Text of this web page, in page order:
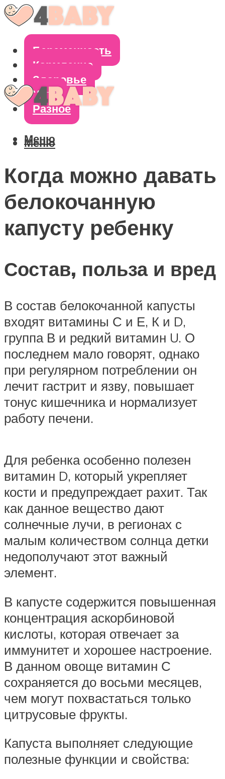
Беременность
Кормление
Здоровье
Уход
Разное
Меню
Меню
Когда можно давать
белокочанную
капусту ребенку
Состав, польза и вред
В состав белокочанной капусты
входят витамины С и Е, К и D,
группа В и редкий витамин U. О
последнем мало говорят, однако
при регулярном потреблении он
лечит гастрит и язву, повышает
тонус кишечника и нормализует
работу печени.
Для ребенка особенно полезен
витамин D, который укрепляет
кости и предупреждает рахит. Так
как данное вещество дают
солнечные лучи, в регионах с
малым количеством солнца детки
недополучают этот важный
элемент.
В капусте содержится повышенная
концентрация аскорбиновой
кислоты, которая отвечает за
иммунитет и хорошее настроение.
В данном овоще витамин С
сохраняется до восьми месяцев,
чем могут похвастаться только
цитрусовые фрукты.
Капуста выполняет следующие
полезные функции и свойства: